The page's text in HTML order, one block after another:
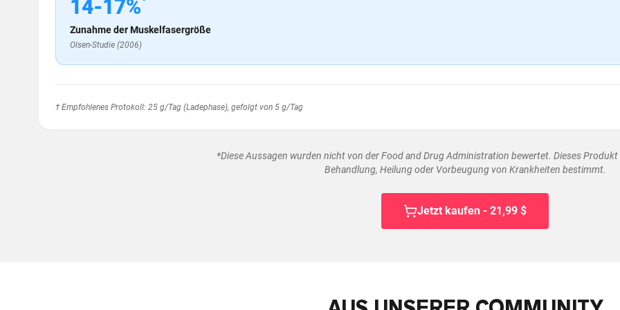
14-17%
Zunahme der Muskelfasergröße
Olsen-Studie (2006)
† Empfohlenes Protokoll: 25 g/Tag (Ladephase), gefolgt von 5 g/Tag
*Diese Aussagen wurden nicht von der Food and Drug Administration bewertet. Dieses
Behandlung, Heilung oder Vorbeugung von Krankheiten bestimmt.
Jetzt kaufen - 21,99 $